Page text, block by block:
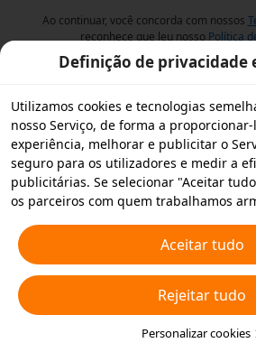
Ao continuar, você concorda com nossos
reconhece que leu nosso Política
Definição de privacidade
Utilizamos cookies e tecnologias
nosso Serviço, de forma a
experiência, melhorar e publicitar o
seguro para os utilizadores e medir a
publicitárias. Se selecionar "Aceitar
os parceiros com quem trabalhamos
publicitários. Também pode "Rejeitar
essenciais ou escolher os tipos de
aceitar ou desativar clicando em
ou em qualquer altura nas suas
Para obter mais informações, consulte
a Cookies e Tecnologias Semelhantes.
Aceitar tudo
Rejeitar tudo
Personalizar cookies